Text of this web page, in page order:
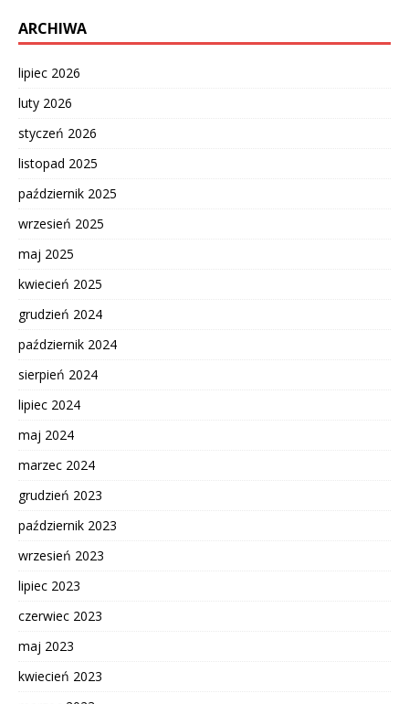
ARCHIWA
lipiec 2026
luty 2026
styczeń 2026
listopad 2025
październik 2025
wrzesień 2025
maj 2025
kwiecień 2025
grudzień 2024
październik 2024
sierpień 2024
lipiec 2024
maj 2024
marzec 2024
grudzień 2023
październik 2023
wrzesień 2023
lipiec 2023
czerwiec 2023
maj 2023
kwiecień 2023